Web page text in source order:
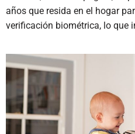
años que resida en el hogar
verificación biométrica, lo que